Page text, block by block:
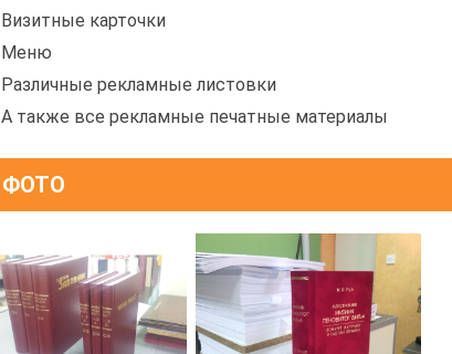
Визитные карточки
Меню
Различные рекламные листовки
А также все рекламные печатные материалы
ФОТО